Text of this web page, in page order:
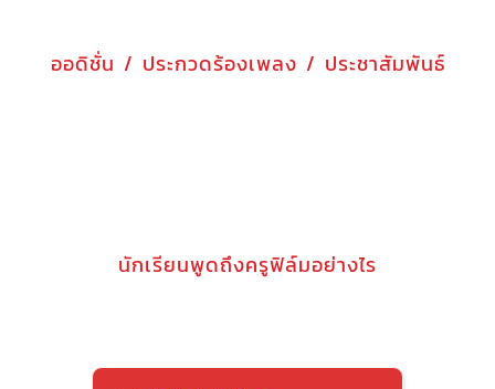
ออดิชั่น / ประกวดร้องเพลง / ประชาสัมพันธ์
นักเรียนพูดถึงครูฟิล์มอย่างไร